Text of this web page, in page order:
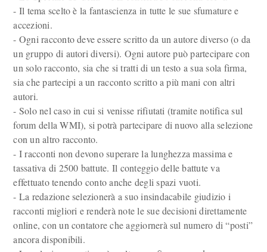
- Il tema scelto è la fantascienza in tutte le sue sfumature e
accezioni.
- Ogni racconto deve essere scritto da un autore diverso (o da
un gruppo di autori diversi). Ogni autore può partecipare con
un solo racconto, sia che si tratti di un testo a sua sola firma,
sia che partecipi a un racconto scritto a più mani con altri
autori.
- Solo nel caso in cui si venisse rifiutati (tramite notifica sul
forum della WMI), si potrà partecipare di nuovo alla selezione
con un altro racconto.
- I racconti non devono superare la lunghezza massima e
tassativa di 2500 battute. Il conteggio delle battute va
effettuato tenendo conto anche degli spazi vuoti.
- La redazione selezionerà a suo insindacabile giudizio i
racconti migliori e renderà note le sue decisioni direttamente
online, con un contatore che aggiornerà sul numero di “posti”
ancora disponibili.